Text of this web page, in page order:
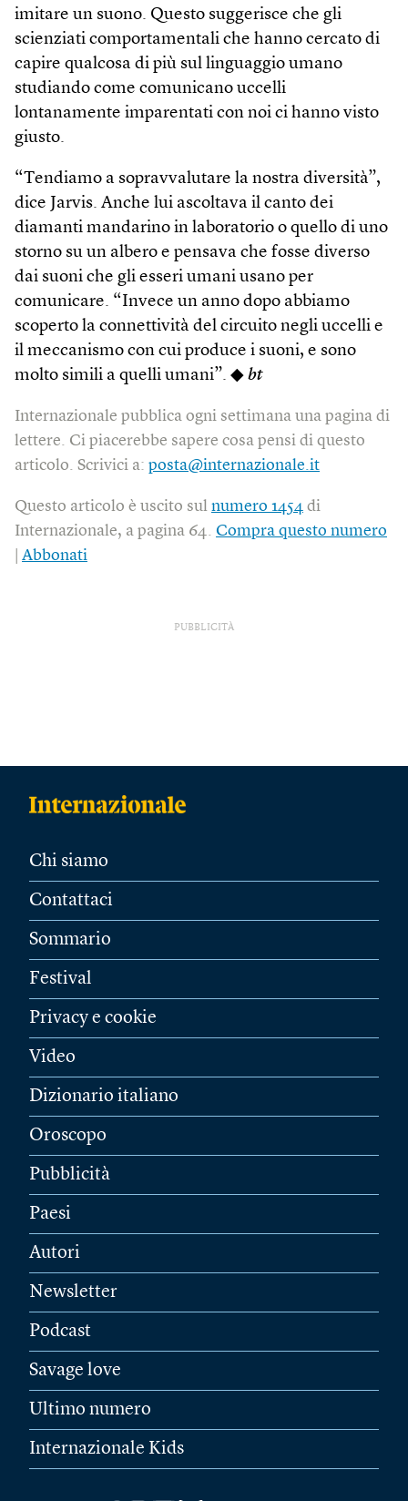
imitare un suono. Questo suggerisce che gli
scienziati comportamentali che hanno cercato di
capire qualcosa di più sul linguaggio umano
studiando come comunicano uccelli
lontanamente imparentati con noi ci hanno visto
giusto.
“Tendiamo a sopravvalutare la nostra diversità”,
dice Jarvis. Anche lui ascoltava il canto dei
diamanti mandarino in laboratorio o quello di uno
storno su un albero e pensava che fosse diverso
dai suoni che gli esseri umani usano per
comunicare. “Invece un anno dopo abbiamo
scoperto la connettività del circuito negli uccelli e
il meccanismo con cui produce i suoni, e sono
molto simili a quelli umani”. ◆ bt
Internazionale pubblica ogni settimana una pagina di
lettere. Ci piacerebbe sapere cosa pensi di questo
articolo. Scrivici a: posta@internazionale.it
Questo articolo è uscito sul numero 1454 di
Internazionale, a pagina 64. Compra questo numero
Abbonati
PUBBLICITÀ
Chi siamo
Contattaci
Sommario
Festival
Privacy e cookie
Video
Dizionario italiano
Oroscopo
Pubblicità
Paesi
Autori
Newsletter
Podcast
Savage love
Ultimo numero
Internazionale Kids